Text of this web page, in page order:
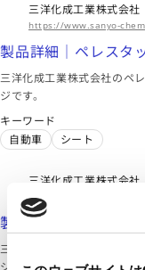
三洋化成工業株式会社
https://www.sanyo-
製品詳細｜ペレスタ
三洋化成工業株式会社のペ
ジです。
キーワード
自動車
シート
三洋化成工業株式会社
https://www.sanyo-
製品詳細｜ペレスタ
三洋化成工業株式会社のペ
ジです。